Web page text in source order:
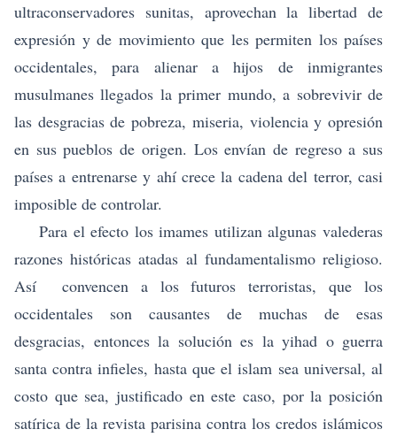
ultraconservadores sunitas, aprovechan la libertad de
expresión y de movimiento que les permiten los países
occidentales, para alienar a hijos de inmigrantes
musulmanes llegados la primer mundo, a sobrevivir de
las desgracias de pobreza, miseria, violencia y opresión
en sus pueblos de origen. Los envían de regreso a sus
países a entrenarse y ahí crece la cadena del terror, casi
imposible de controlar.
Para el efecto los imames utilizan algunas valederas
razones históricas atadas al fundamentalismo religioso.
Así convencen a los futuros terroristas, que los
occidentales son causantes de muchas de esas
desgracias, entonces la solución es la yihad o guerra
santa contra infieles, hasta que el islam sea universal, al
costo que sea, justificado en este caso, por la posición
satírica de la revista parisina contra los credos islámicos